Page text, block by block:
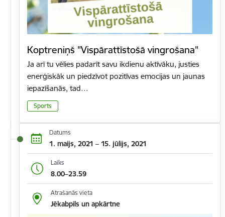
Koptreniņš "Vispārattīstošā vingrošana"
Ja arī tu vēlies padarīt savu ikdienu aktīvāku, justies
enerģiskāk un piedzīvot pozitīvas emocijas un jaunas
iepazīšanās, tad…
Sports
Datums
1. maijs, 2021 – 15. jūlijs, 2021
Laiks
8.00–23.59
Atrašanās vieta
Jēkabpils un apkārtne